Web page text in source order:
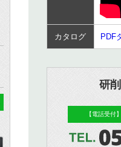
カタログ PDF
研
【電話受